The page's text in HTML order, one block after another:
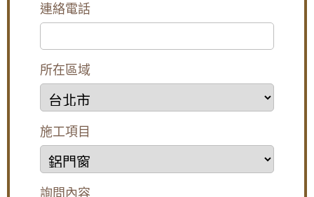
下，增加可用空間解決陽台潑雨積水問題
窗戶改裝隔音氣密窗與採光罩，遮擋雨水阻絕
陽光直射
連絡電話
所在區域
施工項目
詢問內容